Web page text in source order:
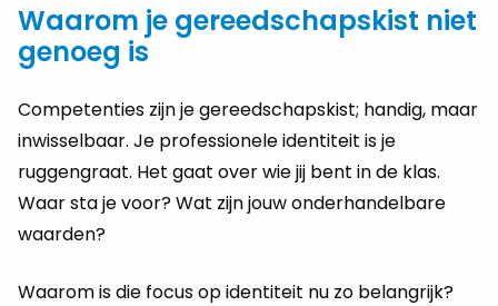
Waarom je gereedschapskist niet
genoeg is
Competenties zijn je gereedschapskist; handig, maar
inwisselbaar. Je professionele identiteit is je
ruggengraat. Het gaat over wie jij bent in de klas.
Waar sta je voor? Wat zijn jouw onderhandelbare
waarden?
Waarom is die focus op identiteit nu zo belangrijk?